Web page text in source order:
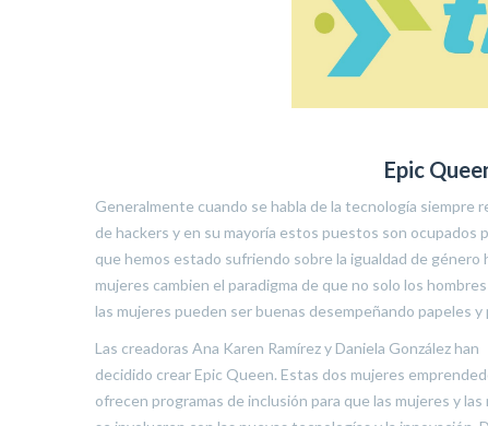
Epic
Generalmente cuando se habla de la tecnología siempre
de hackers y en su mayoría estos puestos son ocupados
que hemos estado sufriendo sobre la igualdad de
mujeres cambien el paradigma de que no solo los
las mujeres pueden ser buenas desempeñando papeles
Las creadoras Ana Karen Ramírez y Daniela González han
decidido crear Epic Queen. Estas dos mujeres
ofrecen programas de inclusión para que las mujeres y las